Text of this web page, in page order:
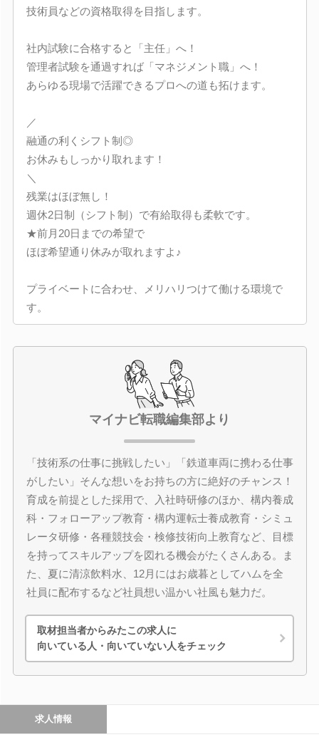
技術員などの資格取得を目指します。
社内試験に合格すると「主任」へ！
管理者試験を通過すれば「マネジメント職」へ！
あらゆる現場で活躍できるプロへの道も拓けます。
／
融通の利くシフト制◎
お休みもしっかり取れます！
＼
残業はほぼ無し！
週休2日制（シフト制）で有給取得も柔軟です。
★前月20日までの希望で
ほぼ希望通り休みが取れますよ♪
プライベートに合わせ、メリハリつけて働ける環境で
す。
マイナビ転職編集部より
「技術系の仕事に挑戦したい」「鉄道車両に携わる仕事
がしたい」そんな想いをお持ちの方に絶好のチャンス！
育成を前提とした採用で、入社時研修のほか、構内養成
科・フォローアップ教育・構内運転士養成教育・シミュ
レータ研修・各種競技会・検修技術向上教育など、目標
を持ってスキルアップを図れる機会がたくさんある。ま
た、夏に清涼飲料水、12月にはお歳暮としてハムを全
社員に配布するなど社員想い温かい社風も魅力だ。
取材担当者からみたこの求人に
向いている人・向いていない人をチェック
求人情報